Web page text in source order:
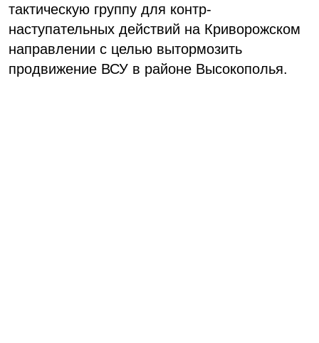
тактическую группу для контр-
наступательных действий на Криворожском
направлении с целью вытормозить
продвижение ВСУ в районе Высокополья.